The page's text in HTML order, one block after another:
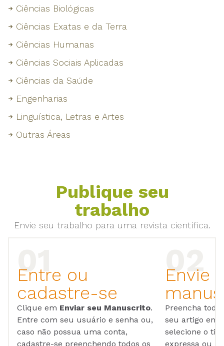
Ciências Biológicas
Ciências Exatas e da Terra
Ciências Humanas
Ciências Sociais Aplicadas
Ciências da Saúde
Engenharias
Linguística, Letras e Artes
Outras Áreas
Publique seu
trabalho
Envie seu trabalho para uma revista científica.
Entre ou
cadastre-se
Clique em Enviar seu Manuscrito.
Entre com seu usuário e senha ou,
caso não possua uma conta,
cadastre-se preenchendo todos os
Envie
Preencha
seu artigo em
selecione o
expressa ou